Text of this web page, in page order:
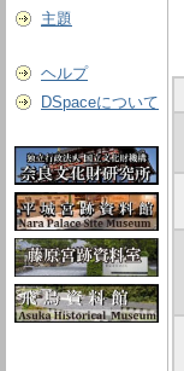
主題
ヘルプ
DSpaceについて